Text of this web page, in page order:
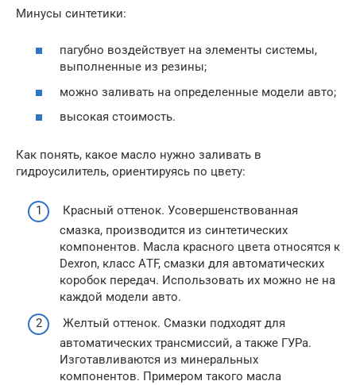
Минусы синтетики:
пагубно воздействует на элементы системы,
выполненные из резины;
можно заливать на определенные модели авто;
высокая стоимость.
Как понять, какое масло нужно заливать в
гидроусилитель, ориентируясь по цвету:
Красный оттенок. Усовершенствованная
смазка, производится из синтетических
компонентов. Масла красного цвета относятся к
Dexron, класс АTF, смазки для автоматических
коробок передач. Использовать их можно не на
каждой модели авто.
Желтый оттенок. Смазки подходят для
автоматических трансмиссий, а также ГУРа.
Изготавливаются из минеральных
компонентов. Примером такого масла